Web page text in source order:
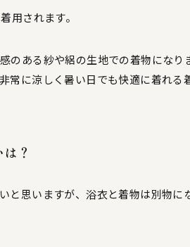
用されます。
のある紗や絽の生地での着物になり
常に涼しく暑い日でも快適に着れる
？
と思いますが、浴衣と着物は別物に